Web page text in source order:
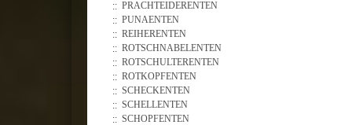
PRACHTEIDERENTEN
PUNAENTEN
REIHERENTEN
ROTSCHNABELENTEN
ROTSCHULTERENTEN
ROTKOPFENTEN
SCHECKENTEN
SCHELLENTEN
SCHOPFENTEN